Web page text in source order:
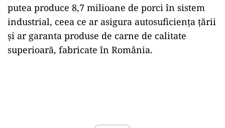
putea produce 8,7 milioane de porci în sistem
industrial, ceea ce ar asigura autosuficiența țării
și ar garanta produse de carne de calitate
superioară, fabricate în România.